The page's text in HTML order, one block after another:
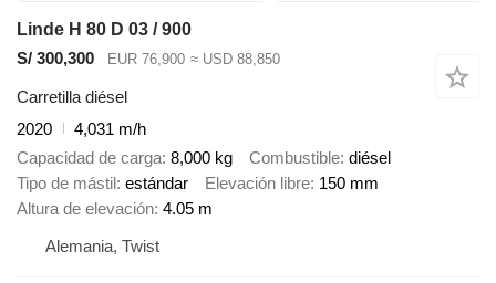
Linde H 80 D 03 / 900
S/ 300,300
EUR 76,900 ≈ USD 88,850
Carretilla diésel
2020
4,031 m/h
Capacidad de carga 8,000 kg Combustible diésel
Tipo de mástil estándar Elevación libre 150 mm
Altura de elevación 4.05 m
Alemania, Twist